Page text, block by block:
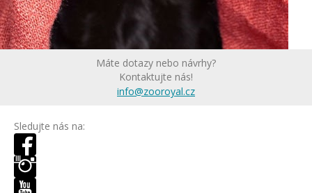
Máte dotazy nebo návrhy?
Kontaktujte nás!
info@zooroyal.cz
Sledujte nás na: